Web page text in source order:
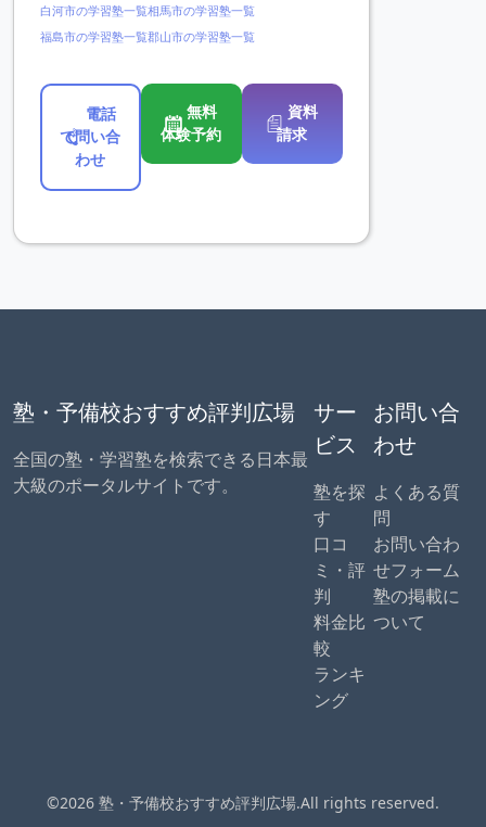
白河市の学習塾一覧相馬市の学習塾一覧
福島市の学習塾一覧郡山市の学習塾一覧
電話
で問い合
わせ
無料
体験予約
資料
請求
塾・予備校おすすめ評判広場
全国の塾・学習塾を検索できる日本最
大級のポータルサイトです。
サー
ビス
塾を探
す
口コ
ミ・評
判
料金比
較
ランキ
ング
お問い合
わせ
よくある質
問
お問い合わ
せフォーム
塾の掲載に
ついて
©2026 塾・予備校おすすめ評判広場.All rights reserved.